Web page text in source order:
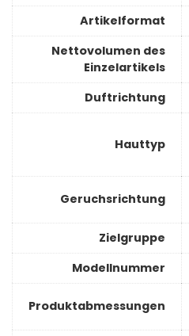
Artikelformat
Nettovolumen des
Einzelartikels
Duftrichtung
Hauttyp
Geruchsrichtung
Zielgruppe
Modellnummer
Produktabmessungen